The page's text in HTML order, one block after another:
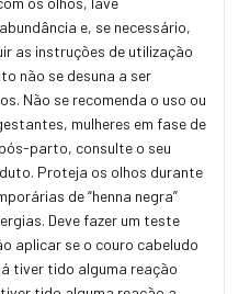
e, se necessário,
as instruções de utilização
não se desuna a ser
Não se recomenda o uso ou
mulheres em fase de
parto, consulte o seu
Proteja os olhos durante
de “henna negra”
Deve fazer um teste
aplicar se o couro cabeludo
tiver tido alguma reação